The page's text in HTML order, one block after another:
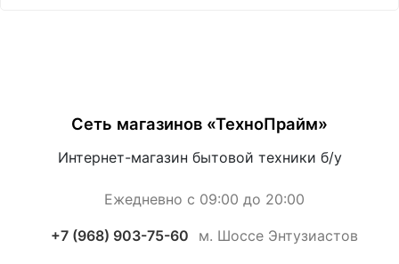
Сеть магазинов «ТехноПрайм»
Интернет-магазин бытовой техники б/у
Ежедневно с 09:00 до 20:00
+7 (968) 903-75-60 м. Шоссе Энтузиастов